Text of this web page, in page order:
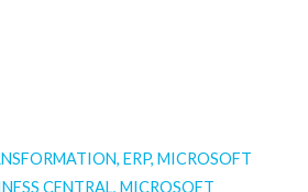
, ERP, MICROSOFT
CENTRAL, MICROSOFT